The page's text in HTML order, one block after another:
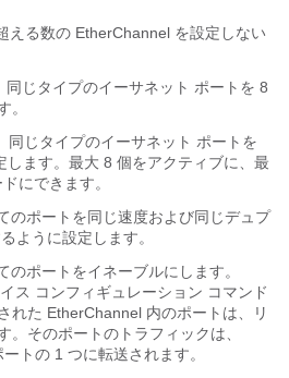
える数の EtherChannel を設定しない
同じタイプのイーサネット ポートを 8
。
同じタイプのイーサネット ポートを
します。最大 8 個をアクティブに、最
にできます。
のポートを同じ速度および同じデュプ
ように設定します。
のポートをイネーブルにします。
ス コンフィギュレーション コマンド
れた EtherChannel 内のポートは、リ
。そのポートのトラフィックは、
トの 1 つに転送されます。